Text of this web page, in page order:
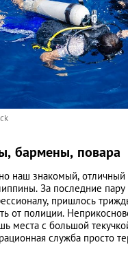
бармены, повара
наш знакомый,
За последние
пришлось
от полиции.
места с большой
служба просто